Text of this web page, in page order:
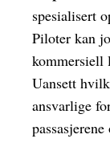
spesialisert
Piloter kan
Uansett
ansvarlige